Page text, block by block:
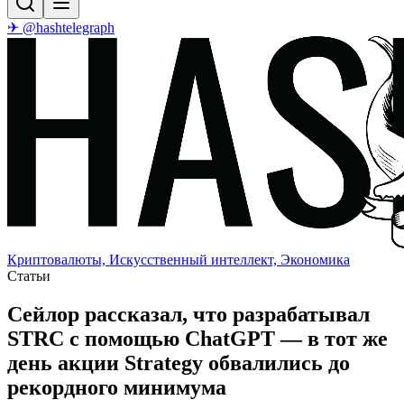
✈ @hashtelegraph
Криптовалюты, Искусственный интеллект, Экономика
Статьи
Сейлор рассказал, что разрабатывал
STRC с помощью ChatGPT — в тот же
день акции Strategy обвалились до
рекордного минимума